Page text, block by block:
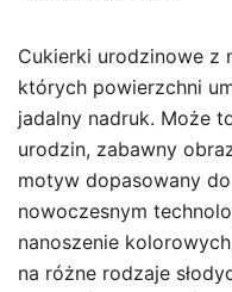
Cukierki urodzinowe z
których powierzchni
jadalny nadruk. Może
urodzin, zabawny
motyw dopasowany
nowoczesnym
nanoszenie
na różne rodzaje